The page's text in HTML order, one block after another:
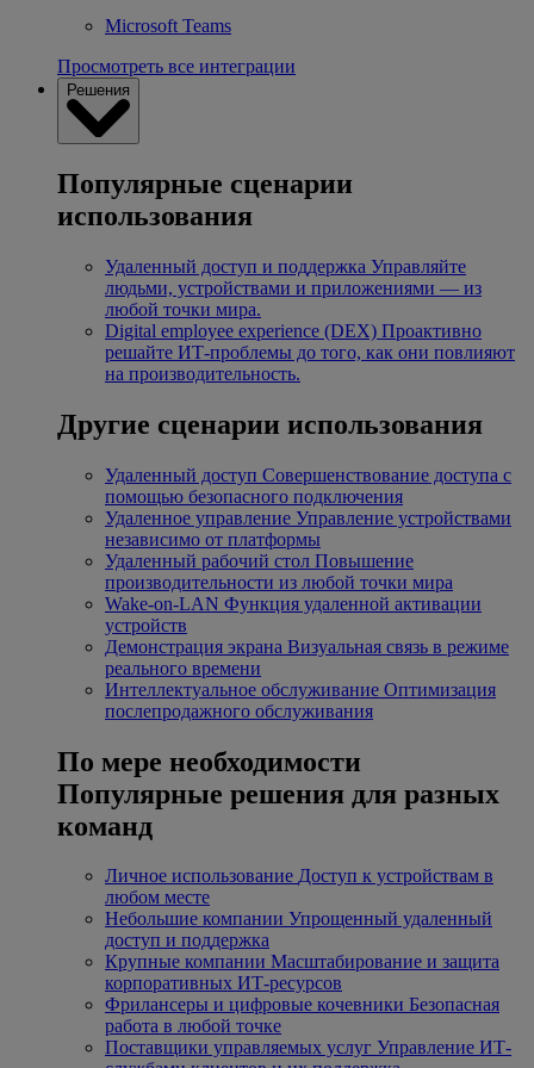
Microsoft Teams
Просмотреть все интеграции
Решения
Популярные сценарии
использования
Удаленный доступ и поддержка Управляйте
людьми, устройствами и приложениями — из
любой точки мира.
Digital employee experience (DEX) Проактивно
решайте ИТ-проблемы до того, как они повлияют
на производительность.
Другие сценарии использования
Удаленный доступ Совершенствование доступа с
помощью безопасного подключения
Удаленное управление Управление устройствами
независимо от платформы
Удаленный рабочий стол Повышение
производительности из любой точки мира
Wake-on-LAN Функция удаленной активации
устройств
Демонстрация экрана Визуальная связь в режиме
реального времени
Интеллектуальное обслуживание Оптимизация
послепродажного обслуживания
По мере необходимости
Популярные решения для разных
команд
Личное использование Доступ к устройствам в
любом месте
Небольшие компании Упрощенный удаленный
доступ и поддержка
Крупные компании Масштабирование и защита
корпоративных ИТ-ресурсов
Фрилансеры и цифровые кочевники Безопасная
работа в любой точке
Поставщики управляемых услуг Управление ИТ-